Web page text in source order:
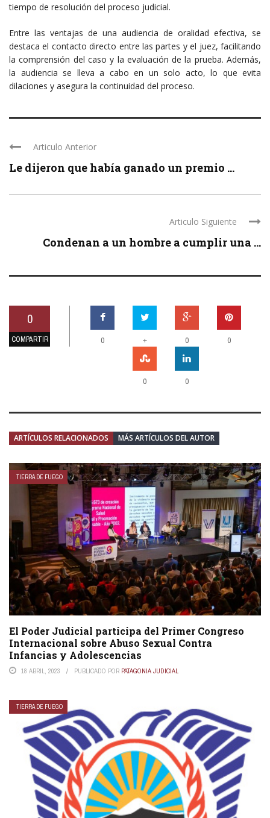
tiempo de resolución del proceso judicial.
Entre las ventajas de una audiencia de oralidad efectiva, se
destaca el contacto directo entre las partes y el juez, facilitando
la comprensión del caso y la evaluación de la prueba. Además,
la audiencia se lleva a cabo en un solo acto, lo que evita
dilaciones y asegura la continuidad del proceso.
Articulo Anterior
Le dijeron que había ganado un premio ...
Articulo Siguiente
Condenan a un hombre a cumplir una ...
0
COMPARTIR 0 + 0 0
0 0
ARTÍCULOS RELACIONADOS MÁS ARTÍCULOS DEL AUTOR
TIERRA DE FUEGO
El Poder Judicial participa del Primer Congreso
Internacional sobre Abuso Sexual Contra
Infancias y Adolescencias
18 ABRIL, 2023 PUBLICADO POR PATAGONIA JUDICIAL
TIERRA DE FUEGO